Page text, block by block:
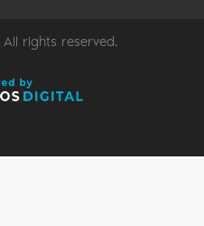
rights reserved.